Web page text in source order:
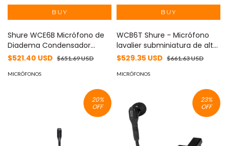
Shure WCE6B Micrófono de
Diadema Condensador
Negro - Ideal para Teatro,
$521.40 USD $651.69 USD
MICRÓFONOS
WCB6T Shure - Micrófono
lavalier subminiatura de alta
gama piel para teatro cine y
$529.35 USD $661.63 USD
MICRÓFONOS
20%
OFF
23%
OFF